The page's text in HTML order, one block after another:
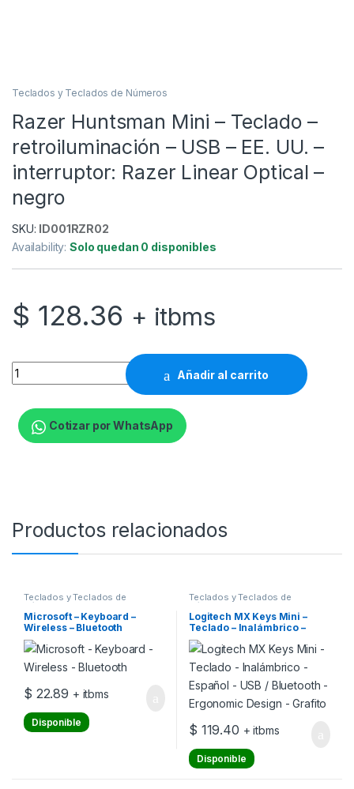
Teclados y Teclados de Números
Razer Huntsman Mini – Teclado –
retroiluminación – USB – EE. UU. –
interruptor: Razer Linear Optical –
negro
SKU: ID001RZR02
Availability:Solo quedan 0 disponibles
$ 128.36 + itbms
Razer Huntsman Mini - Teclado - retroiluminación - USB -
Añadir al carrito
Cotizar por WhatsApp
Productos relacionados
Teclados y Teclados de
Números
Microsoft – Keyboard –
Wireless – Bluetooth
$ 22.89 + itbms
Disponible
Teclados y Teclados de
Números
Logitech MX Keys Mini –
Teclado – Inalámbrico –
Español – USB / Bluetooth –
Ergonomic Design – Grafito
$ 119.40 + itbms
Disponible